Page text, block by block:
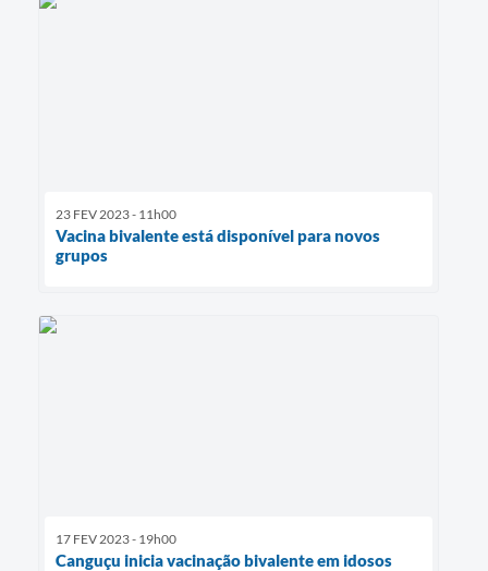
23 FEV 2023 - 11h00
Vacina bivalente está disponível para novos
grupos
17 FEV 2023 - 19h00
Canguçu inicia vacinação bivalente em idosos